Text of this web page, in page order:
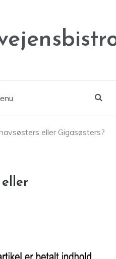
eller Gigasøsters?